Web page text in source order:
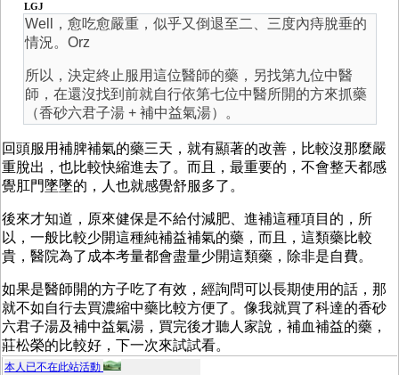
LGJ
Well，愈吃愈嚴重，似乎又倒退至二、三度內痔脫垂的
情況。Orz
所以，決定終止服用這位醫師的藥，另找第九位中醫
師，在還沒找到前就自行依第七位中醫所開的方來抓藥
（香砂六君子湯 + 補中益氣湯）。
回頭服用補脾補氣的藥三天，就有顯著的改善，比較沒那麼嚴
重脫出，也比較快縮進去了。而且，最重要的，不會整天都感
覺肛門墜墜的，人也就感覺舒服多了。
後來才知道，原來健保是不給付減肥、進補這種項目的，所
以，一般比較少開這種純補益補氣的藥，而且，這類藥比較
貴，醫院為了成本考量都會盡量少開這類藥，除非是自費。
如果是醫師開的方子吃了有效，經詢問可以長期使用的話，那
就不如自行去買濃縮中藥比較方便了。像我就買了科達的香砂
六君子湯及補中益氣湯，買完後才聽人家說，補血補益的藥，
莊松榮的比較好，下一次來試試看。
本人已不在此站活動